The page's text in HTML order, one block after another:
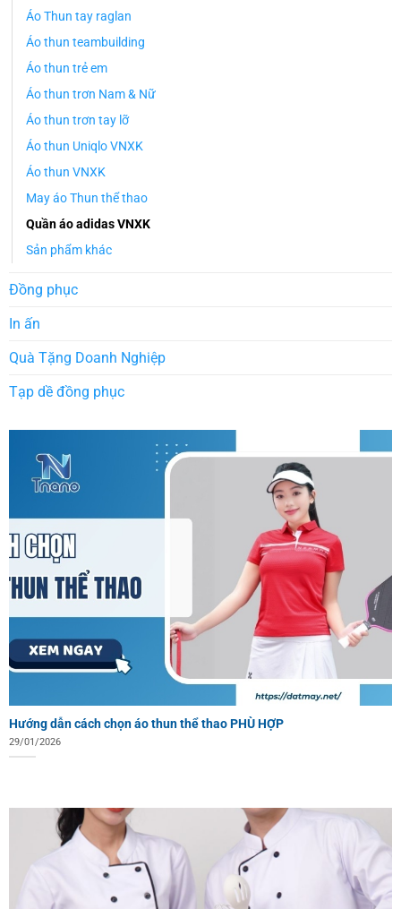
Áo Thun tay raglan
Áo thun teambuilding
Áo thun trẻ em
Áo thun trơn Nam & Nữ
Áo thun trơn tay lỡ
Áo thun Uniqlo VNXK
Áo thun VNXK
May áo Thun thể thao
Quần áo adidas VNXK
Sản phẩm khác
Đồng phục
In ấn
Quà Tặng Doanh Nghiệp
Tạp dề đồng phục
Hướng dẫn cách chọn áo thun thể thao PHÙ HỢP
29/01/2026